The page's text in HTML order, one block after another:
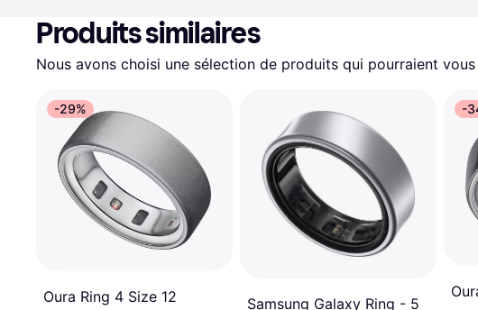
Produits similaires
Nous avons choisi une sélection de produits qui pourraient vous
-29%
Oura Ring 4 Size 12
Samsung Galaxy Ring - 5
-